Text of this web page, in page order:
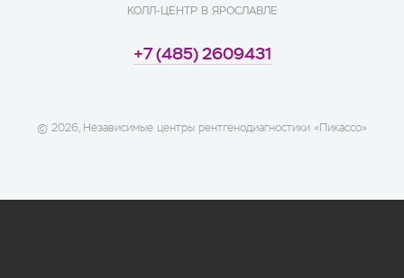
КОЛЛ-ЦЕНТР В ЯРОСЛАВЛЕ
+7 (485) 2609431
© 2026, Независимые центры рентгенодиагностики «Пикассо»